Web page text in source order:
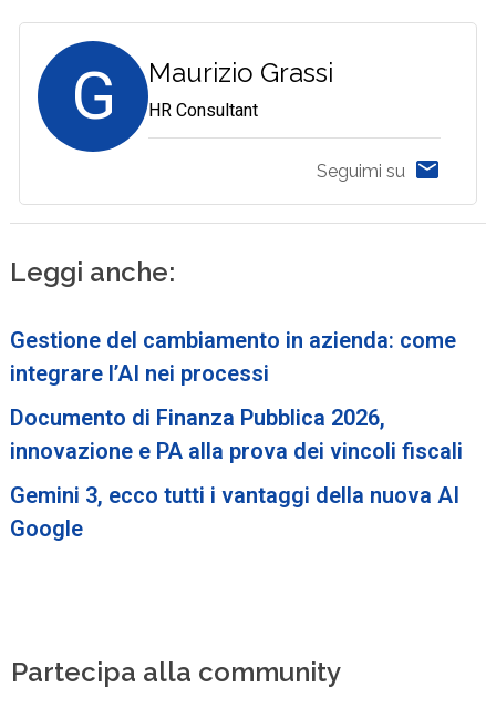
G Maurizio Grassi
HR Consultant
Seguimi su
Leggi anche:
Gestione del cambiamento in azienda: come
integrare l’AI nei processi
Documento di Finanza Pubblica 2026,
innovazione e PA alla prova dei vincoli fiscali
Gemini 3, ecco tutti i vantaggi della nuova AI
Google
Partecipa alla community